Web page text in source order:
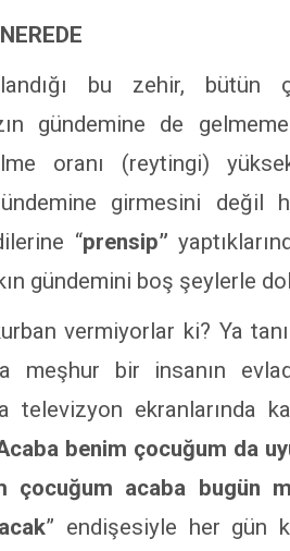
bu zehir, bütün
gündemine de
oranı (reytingi)
girmesini değil
“prensip”
gündemini boş şeylerle
vermiyorlar ki? Ya
meşhur bir insanın
televizyon ekranlarında
benim çocuğum da
çocuğum acaba bugün
” endişesiyle her gün